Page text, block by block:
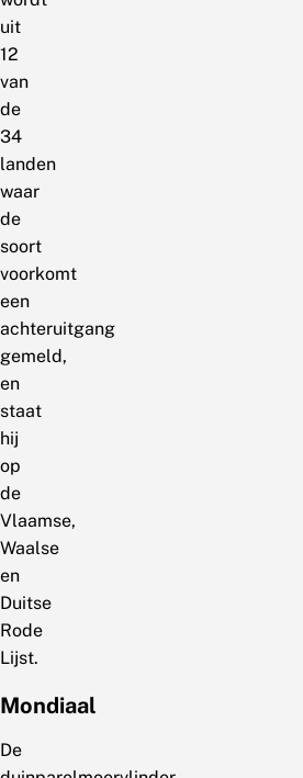
uit
12
van
de
34
landen
waar
de
soort
voorkomt
een
achteruitgang
gemeld,
en
staat
hij
op
de
Vlaamse,
Waalse
en
Duitse
Rode
Lijst.
Mondiaal
De